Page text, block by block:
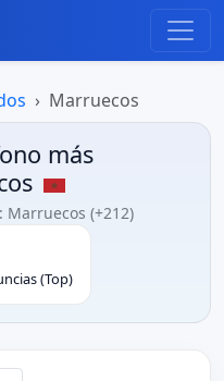
Marruecos
más
Marruecos (+212)
(Top)